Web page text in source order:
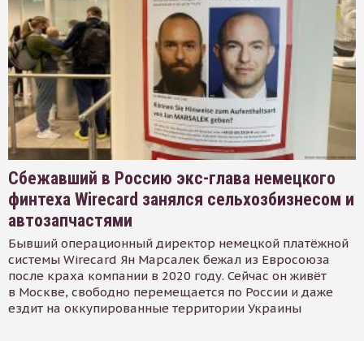
Сбежавший в Россию экс-глава немецкого
финтеха Wirecard занялся сельхозбизнесом и
автозапчастями
Бывший операционный директор немецкой платёжной
системы Wirecard Ян Марсалек бежал из Евросоюза
после краха компании в 2020 году. Сейчас он живёт
в Москве, свободно перемещается по России и даже
ездит на оккупированные территории Украины